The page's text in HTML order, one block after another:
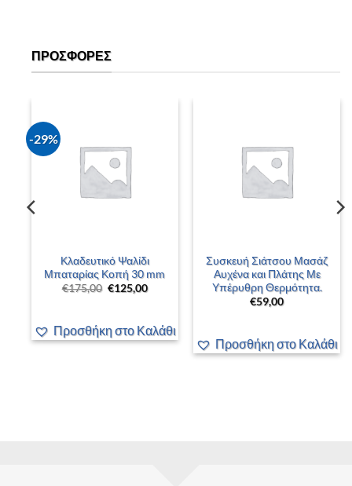
ΠΡΟΣΦΟΡΈΣ
-29%
Κλαδευτικό Ψαλίδι
Μπαταρίας Κοπή 30 mm
€175,00 Original
€125,00Η
€125,00.
Προσθήκη στο Καλάθι
Συσκευή Σιάτσου Μασάζ
Αυχένα και Πλάτης Με
Υπέρυθρη Θερμότητα.
€59,00
Προσθήκη στο Καλάθι